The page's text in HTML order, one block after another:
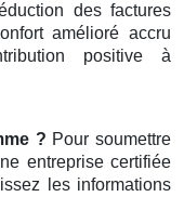
des factures
amélioré accru
positive à
? Pour soumettre
entreprise certifiée
les informations